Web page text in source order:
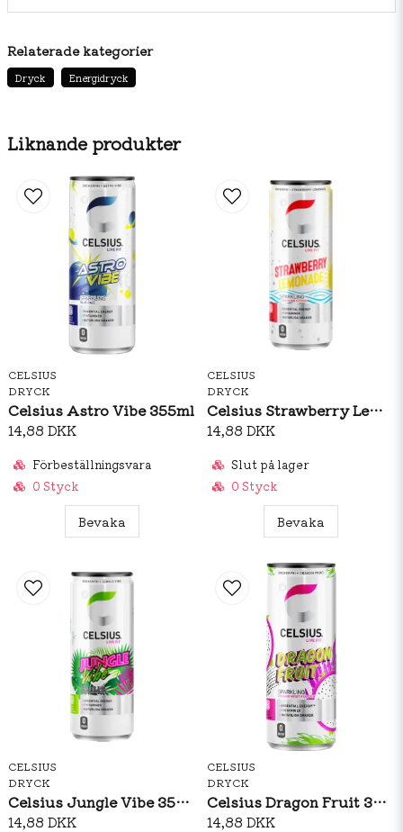
Liknande produkter
CELSIUS
DRYCK
Celsius Astro Vibe 355ml
14,88 DKK
Förbeställningsvara
0 Styck
Bevaka
CELSIUS
DRYCK
Celsius Strawberry Lemonade 355ml
14,88 DKK
Slut på lager
0 Styck
Bevaka
CELSIUS
DRYCK
Celsius Jungle Vibe 355ml
14,88 DKK
CELSIUS
DRYCK
Celsius Dragon Fruit 355ml
14,88 DKK
Relaterade kategorier
Dryck Energidryck